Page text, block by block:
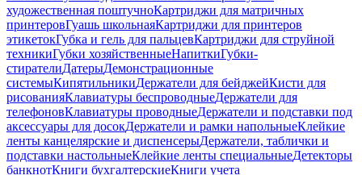
художественная поштучноКартриджи для матричных
принтеровГуашь школьнаяКартриджи для принтеров
этикетокГубка и гель для пальцевКартриджи для струйной
техникиГубки хозяйственныеНапиткиГубки-
стирателиДатерыДемонстрационные
системыКипятильникиДержатели для бейджейКисти для
рисованияКлавиатуры беспроводныеДержатели для
телефоновКлавиатуры проводныеДержатели и подставки под
аксессуары для досокДержатели и рамки напольныеКлейкие
ленты канцелярские и диспенсерыДержатели, таблички и
подставки настольныеКлейкие ленты специальныеДетекторы
банкнотКниги бухгалтерскиеКниги учета